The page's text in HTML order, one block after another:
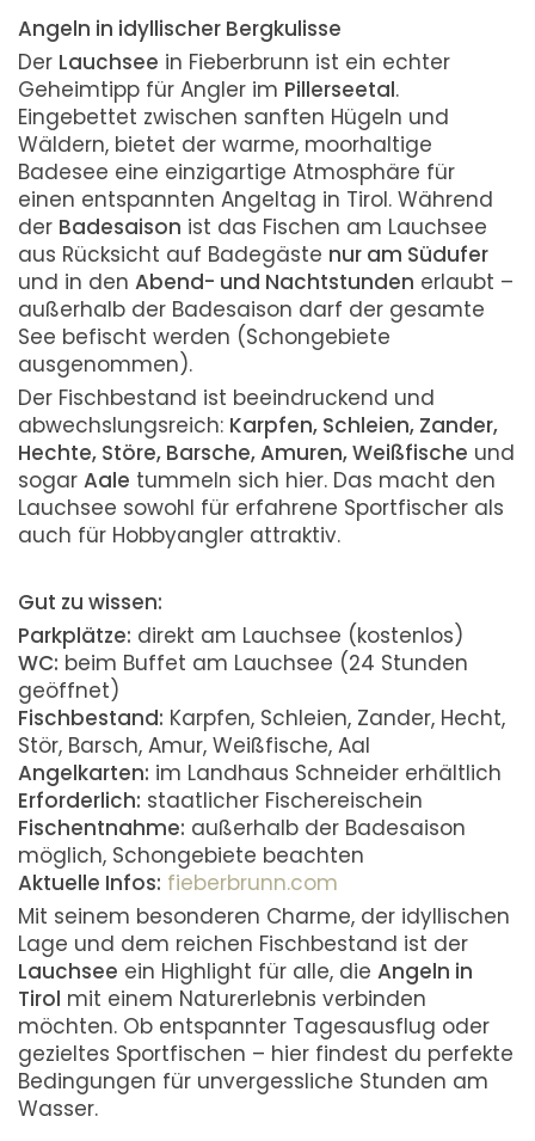
Angeln in idyllischer Bergkulisse
Der Lauchsee in Fieberbrunn ist ein echter
Geheimtipp für Angler im Pillerseetal.
Eingebettet zwischen sanften Hügeln und
Wäldern, bietet der warme, moorhaltige
Badesee eine einzigartige Atmosphäre für
einen entspannten Angeltag in Tirol. Während
der Badesaison ist das Fischen am Lauchsee
aus Rücksicht auf Badegäste nur am Südufer
und in den Abend- und Nachtstunden erlaubt –
außerhalb der Badesaison darf der gesamte
See befischt werden (Schongebiete
ausgenommen).
Der Fischbestand ist beeindruckend und
abwechslungsreich: Karpfen, Schleien, Zander,
Hechte, Störe, Barsche, Amuren, Weißfische und
sogar Aale tummeln sich hier. Das macht den
Lauchsee sowohl für erfahrene Sportfischer als
auch für Hobbyangler attraktiv.
Gut zu wissen:
Parkplätze: direkt am Lauchsee (kostenlos)
WC: beim Buffet am Lauchsee (24 Stunden
geöffnet)
Fischbestand: Karpfen, Schleien, Zander, Hecht,
Stör, Barsch, Amur, Weißfische, Aal
Angelkarten: im Landhaus Schneider erhältlich
Erforderlich: staatlicher Fischereischein
Fischentnahme: außerhalb der Badesaison
möglich, Schongebiete beachten
Aktuelle Infos: fieberbrunn.com
Mit seinem besonderen Charme, der idyllischen
Lage und dem reichen Fischbestand ist der
Lauchsee ein Highlight für alle, die Angeln in
Tirol mit einem Naturerlebnis verbinden
möchten. Ob entspannter Tagesausflug oder
gezieltes Sportfischen – hier findest du perfekte
Bedingungen für unvergessliche Stunden am
Wasser.